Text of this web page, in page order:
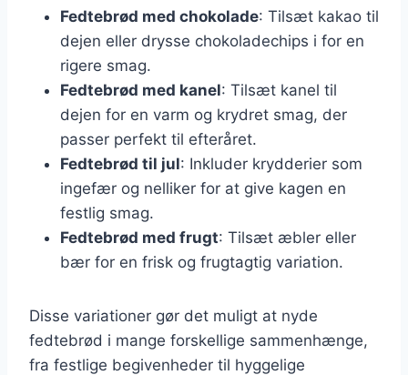
Fedtebrød med chokolade: Tilsæt kakao til
dejen eller drysse chokoladechips i for en
rigere smag.
Fedtebrød med kanel: Tilsæt kanel til
dejen for en varm og krydret smag, der
passer perfekt til efteråret.
Fedtebrød til jul: Inkluder krydderier som
ingefær og nelliker for at give kagen en
festlig smag.
Fedtebrød med frugt: Tilsæt æbler eller
bær for en frisk og frugtagtig variation.
Disse variationer gør det muligt at nyde
fedtebrød i mange forskellige sammenhænge,
fra festlige begivenheder til hyggelige